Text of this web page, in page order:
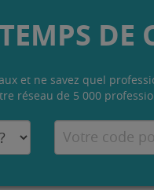
DE
et ne savez quel
réseau de 5 000